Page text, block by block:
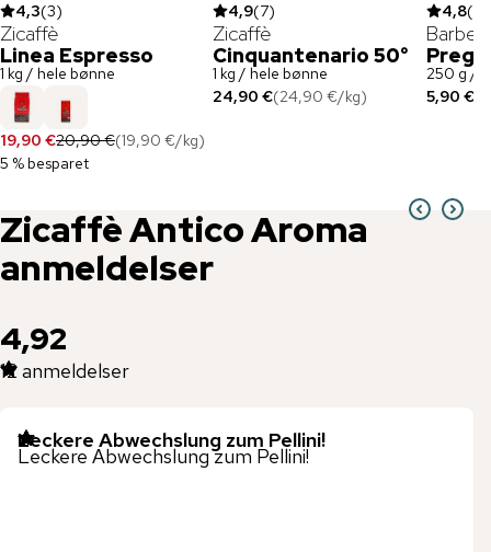
4,3(3)
Zicaffè
Linea Espresso
1 kg / hele bønne
19,90 €20,90 €(19,90 €/kg)
5 % besparet
4,9(7)
Zicaffè
Cinquantenario 50°
1 kg / hele bønne
24,90 €(24,90 €/kg)
4,8(
Barbera
250 g /
5,90 €
ZicaffèAntico Aroma
anmeldelser
4,92
12anmeldelser
Leckere Abwechslung zum Pellini!
Leckere Abwechslung zum Pellini!